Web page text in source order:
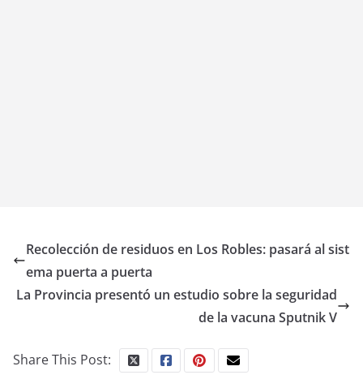
Recolección de residuos en Los Robles: pasará al sist
ema puerta a puerta
La Provincia presentó un estudio sobre la seguridad
de la vacuna Sputnik V
Share This Post: